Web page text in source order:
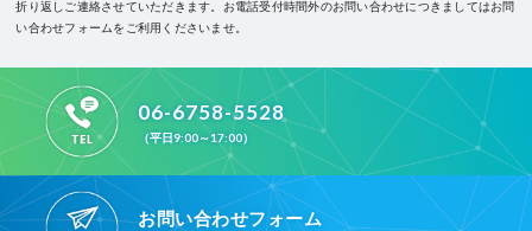
折り返しご連絡させていただきます。
お電話受付時間外のお問い合わせにつきましてはお問
い合わせフォームをご利用くださいませ。
06-6758-5528
（平日9:00～17:00）
お問い合わせフォーム